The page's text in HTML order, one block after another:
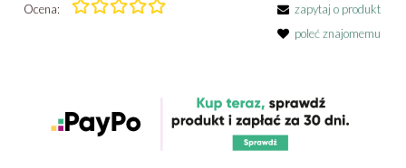
Ocena:
zapytaj o produkt
poleć znajomemu